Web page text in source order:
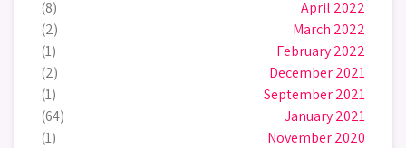
April 2022
(8)
March 2022
(2)
February 2022
(1)
December 2021
(2)
September 2021
(1)
January 2021
(64)
November 2020
(1)